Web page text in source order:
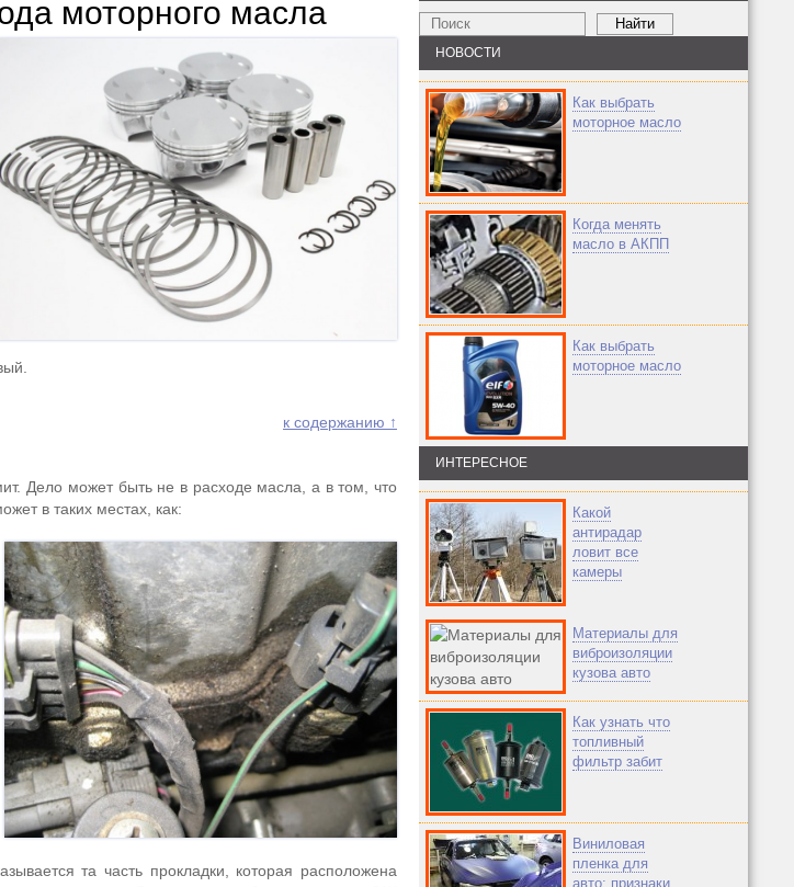
моторного масла
к содержанию ↑
Дело может быть не в расходе масла, а в том, что
в таких местах, как:
та часть прокладки, которая расположена
НОВОСТИ
Как выбрать
моторное масло
Когда менять
масло в АКПП
Как выбрать
моторное масло
ИНТЕРЕСНОЕ
Какой
антирадар
ловит все
камеры
Материалы для
виброизоляции
кузова авто
Как узнать что
топливный
фильтр забит
Виниловая
пленка для
авто: признаки